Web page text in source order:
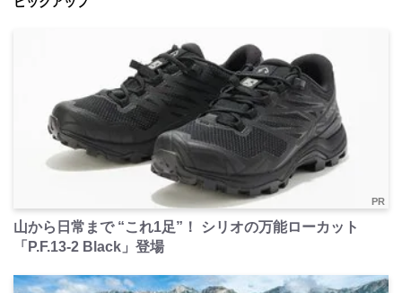
PR
山から日常まで “これ1足”！ シリオの万能ローカット
「P.F.13-2 Black」登場